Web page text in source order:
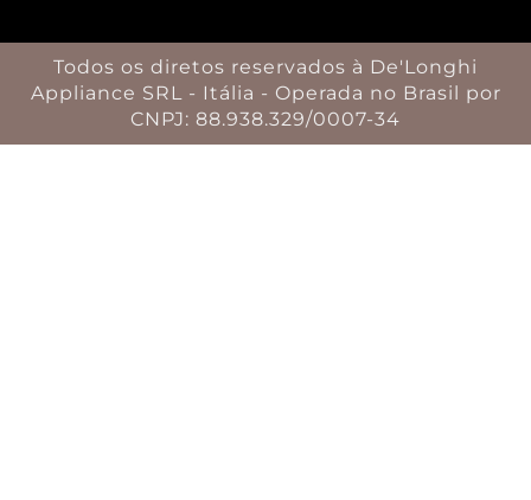
Todos os diretos reservados à De'Longhi
Appliance SRL - Itália - Operada no Brasil por
CNPJ: 88.938.329/0007-34